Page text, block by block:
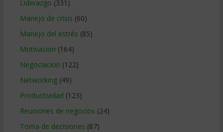
Liderazgo (331)
Manejo de crisis (60)
Manejo del estrés (85)
Motivacion (164)
Negociacion (122)
Networking(49)
Productividad (123)
Reuniones de negocios (24)
Toma de decisiones (87)